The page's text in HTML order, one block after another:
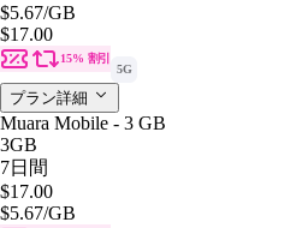
$5.67/GB
$17.00
15% 割引
5G
プラン詳細
Muara Mobile - 3 GB
3GB
7日間
$17.00
$5.67/GB